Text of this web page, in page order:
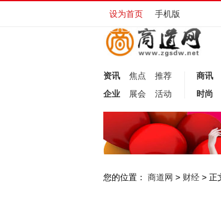
设为首页 手机版
资讯 焦点
推荐
企业
展会 活动
商讯
时尚
您的位置： 商道网 > 财经 > 正